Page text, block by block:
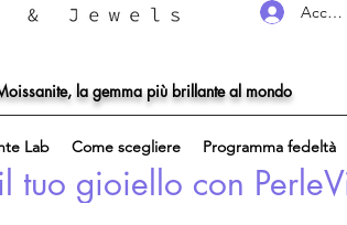
Accedi
la gemma più brillante al mondo
Lab Come scegliere Programma fedeltà
tuo gioiello con Perle